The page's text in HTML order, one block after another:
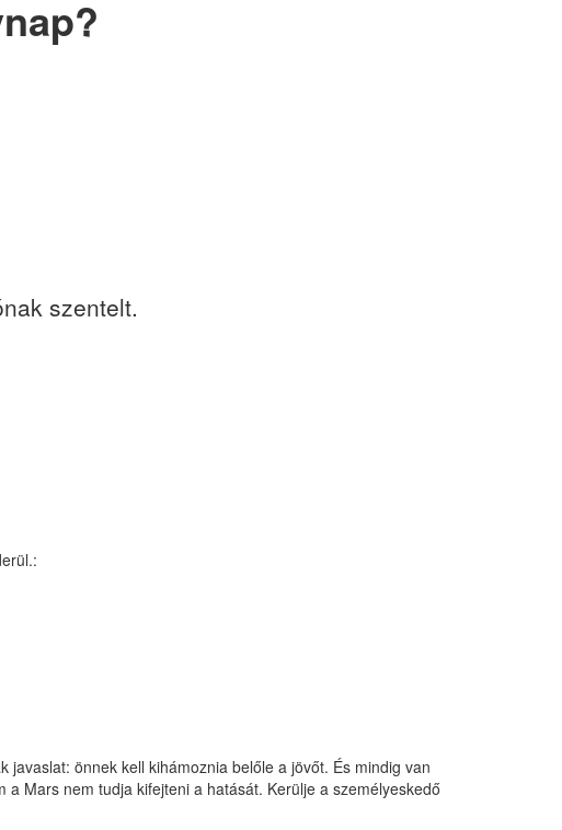
szentelt.
önnek kell kihámoznia belőle a jövőt. És mindig van
Mars nem tudja kifejteni a hatását. Kerülje a személyeskedő